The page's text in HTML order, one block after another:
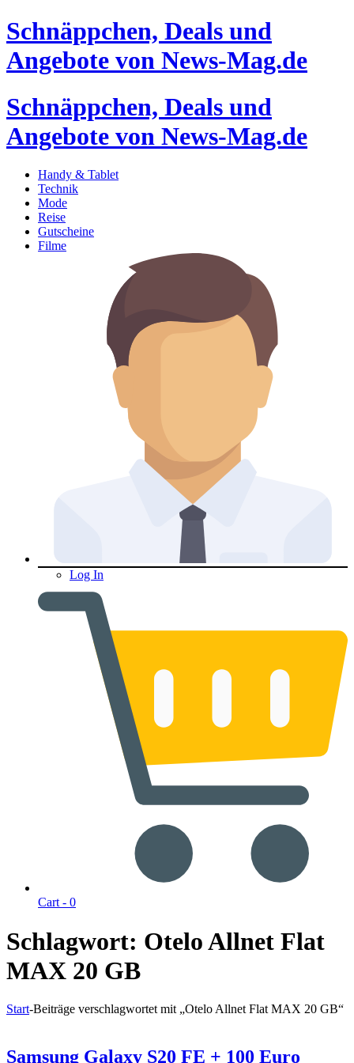
Schnäppchen, Deals und
Angebote von News-Mag.de
Schnäppchen, Deals und
Angebote von News-Mag.de
Handy & Tablet
Technik
Mode
Reise
Gutscheine
Filme
Log In
Cart - 0
Schlagwort: Otelo Allnet Flat
MAX 20 GB
Start-Beiträge verschlagwortet mit „Otelo Allnet Flat MAX 20 GB“
Samsung Galaxy S20 FE + 100 Euro